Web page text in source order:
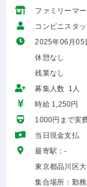
ファミリーマ
コンビニスタ
2025年06月05
休憩なし
残業なし
募集人数 1人
時給 1,250円
1000円まで実
当日現金支払
最寄駅：-
東京都品川区
集合場所：勤